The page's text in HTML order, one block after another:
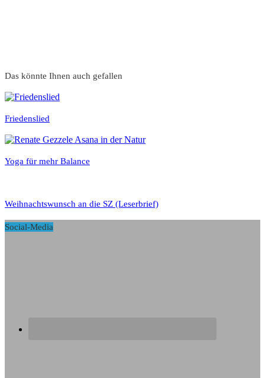
Das könnte Ihnen auch gefallen
Friedenslied
Yoga für mehr Balance
Weihnachtswunsch an die SZ (Leserbrief)
Social-Media